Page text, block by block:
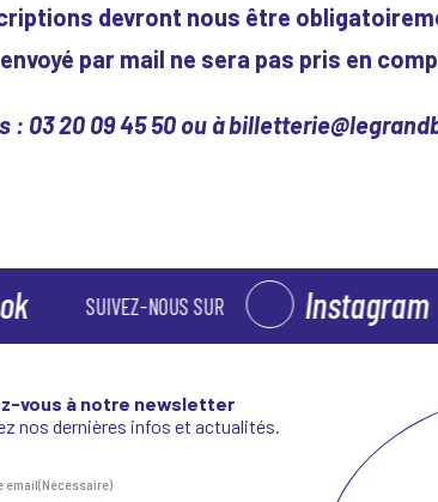
devront nous être
par mail ne sera pas pris en
03 20 09 45 50 ou à
SUIVEZ-NOUS SUR Instagram
vous à notre newsletter
nos dernières infos et actualités.
email(Nécessaire)